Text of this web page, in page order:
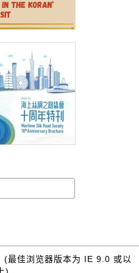
(最佳浏览器版本为 IE 9.0 或以